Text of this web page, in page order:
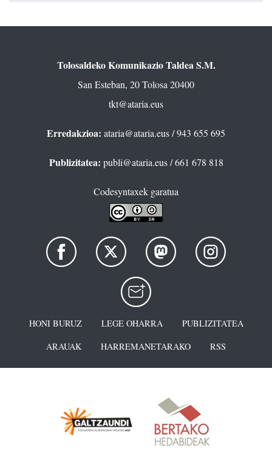
Tolosaldeko Komunikazio Taldea S.M.
San Esteban, 20 Tolosa 20400
tkt@ataria.eus
Erredakzioa: ataria@ataria.eus/ 943 655 695
Publizitatea: publi@ataria.eus/ 661 678 818
Codesyntaxek garatua
HONI BURUZ LEGE OHARRA
PUBLIZITATEA
ARAUAK
HARREMANETARAKO RSS